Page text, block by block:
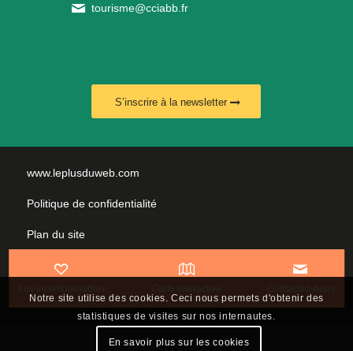
Les incontournables Carte interactive Contactez-nous
tourisme@cciabb.fr
S’inscrire à la newsletter
www.leplusduweb.com
Politique de confidentialité
Plan du site
Mentions légales
Nous contacter
Notre site utilise des cookies. Ceci nous permets d'obtenir des
statistiques de visites sur nos internautes.
En savoir plus sur les cookies